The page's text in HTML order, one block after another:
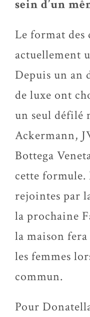
sein d’un
Le format des
actuellement
Depuis un an
de luxe ont
un seul défilé
Ackermann,
Bottega
cette formule.
rejointes par
la prochaine
la maison
les femmes
commun.
Pour